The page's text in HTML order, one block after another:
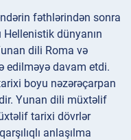
fəthlərindən sonra
Hellenistik dünyanın
dili Roma və
edilməyə davam etdi.
boyu nəzərəçarpan
Yunan dili müxtəlif
tarixi dövrlər
anlaşılma